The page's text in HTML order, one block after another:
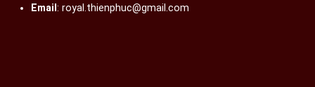
Email : royal.thienphuc@gmail.com